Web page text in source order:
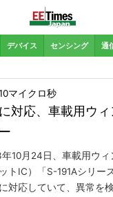
デバイス センシング 通
対応、車載用ウ
マイクロ秒
10月24日、車載用ウ
トIC）「S-191Aシリー
対応していて、異常を